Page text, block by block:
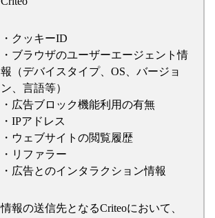
・クッキーID
・ブラウザのユーザーエージェント情
報（デバイスタイプ、OS、バージョ
ン、言語等）
・広告ブロック機能利用の有無
・IPアドレス
・ウェブサイトの閲覧履歴
・リファラー
・広告とのインタラクション情報
情報の送信先となるCriteoにおいて、